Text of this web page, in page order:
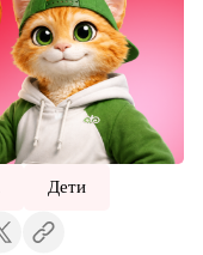
Дети